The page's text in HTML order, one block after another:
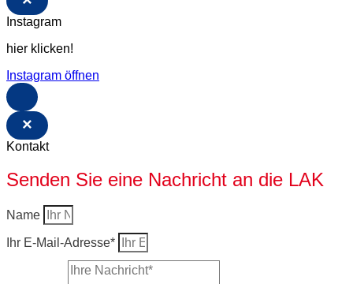
Instagram
hier klicken!
Instagram öffnen
×
Kontakt
Senden Sie eine Nachricht an die LAK
Name
Ihr E-Mail-Adresse*